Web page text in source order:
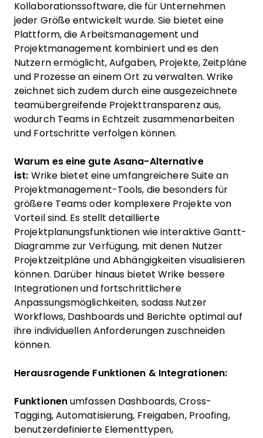
Kollaborationssoftware, die für Unternehmen
jeder Größe entwickelt wurde. Sie bietet eine
Plattform, die Arbeitsmanagement und
Projektmanagement kombiniert und es den
Nutzern ermöglicht, Aufgaben, Projekte, Zeitpläne
und Prozesse an einem Ort zu verwalten. Wrike
zeichnet sich zudem durch eine ausgezeichnete
teamübergreifende Projekttransparenz aus,
wodurch Teams in Echtzeit zusammenarbeiten
und Fortschritte verfolgen können.
Warum es eine gute Asana-Alternative
ist: Wrike bietet eine umfangreichere Suite an
Projektmanagement-Tools, die besonders für
größere Teams oder komplexere Projekte von
Vorteil sind. Es stellt detaillierte
Projektplanungsfunktionen wie interaktive Gantt-
Diagramme zur Verfügung, mit denen Nutzer
Projektzeitpläne und Abhängigkeiten visualisieren
können. Darüber hinaus bietet Wrike bessere
Integrationen und fortschrittlichere
Anpassungsmöglichkeiten, sodass Nutzer
Workflows, Dashboards und Berichte optimal auf
ihre individuellen Anforderungen zuschneiden
können.
Herausragende Funktionen & Integrationen:
Funktionenumfassen Dashboards, Cross-
Tagging, Automatisierung, Freigaben, Proofing,
benutzerdefinierte Elementtypen,